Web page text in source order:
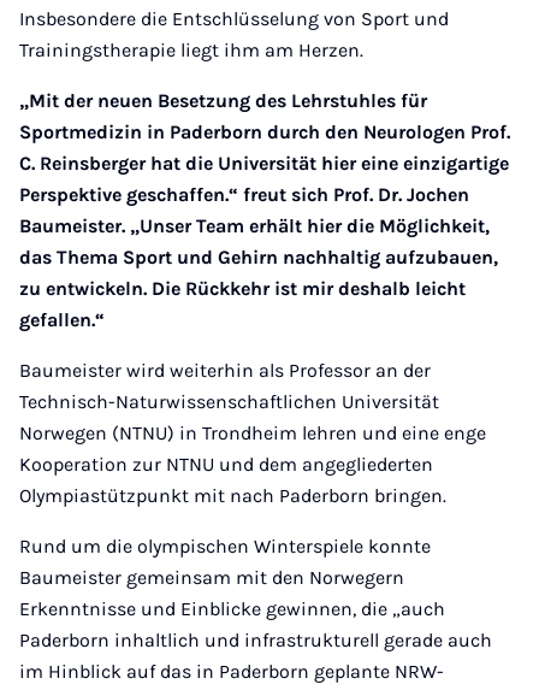
Insbesondere die Entschlüsselung von Sport und
Trainingstherapie liegt ihm am Herzen.
„Mit der neuen Besetzung des Lehrstuhles für
Sportmedizin in Paderborn durch den Neurologen Prof.
C. Reinsberger hat die Universität hier eine einzigartige
Perspektive geschaffen.“ freut sich Prof. Dr. Jochen
Baumeister. „Unser Team erhält hier die Möglichkeit,
das Thema Sport und Gehirn nachhaltig aufzubauen,
zu entwickeln. Die Rückkehr ist mir deshalb leicht
gefallen.“
Baumeister wird weiterhin als Professor an der
Technisch-Naturwissenschaftlichen Universität
Norwegen (NTNU) in Trondheim lehren und eine enge
Kooperation zur NTNU und dem angegliederten
Olympiastützpunkt mit nach Paderborn bringen.
Rund um die olympischen Winterspiele konnte
Baumeister gemeinsam mit den Norwegern
Erkenntnisse und Einblicke gewinnen, die „auch
Paderborn inhaltlich und infrastrukturell gerade auch
im Hinblick auf das in Paderborn geplante NRW-